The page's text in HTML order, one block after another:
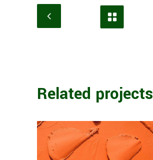
Related projects